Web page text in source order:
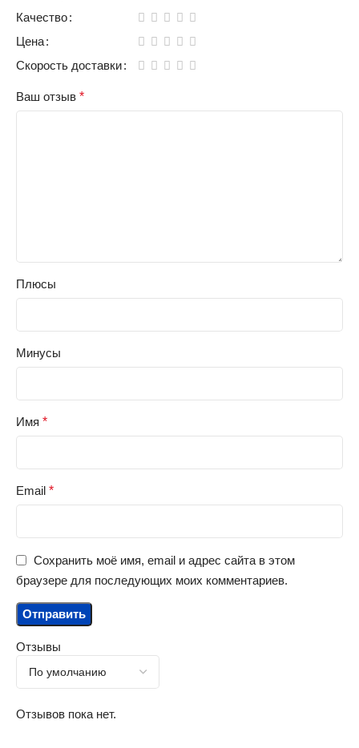
Отзывы
Отзывов пока нет.
Качество
Цена
Скорость доставки
Ваш отзыв *
Плюсы
Минусы
Имя *
Email *
Сохранить моё имя, email и адрес сайта в этом
браузере для последующих моих комментариев.